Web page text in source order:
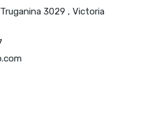
3029 , Victoria